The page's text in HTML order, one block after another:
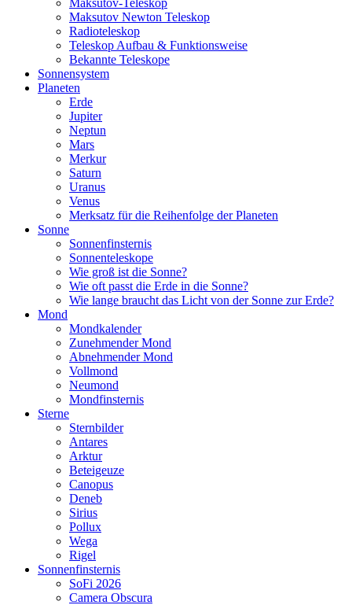
Maksutov-Teleskop
Maksutov Newton Teleskop
Radioteleskop
Teleskop Aufbau & Funktionsweise
Bekannte Teleskope
Sonnensystem
Planeten
Erde
Jupiter
Neptun
Mars
Merkur
Saturn
Uranus
Venus
Merksatz für die Reihenfolge der Planeten
Sonne
Sonnenfinsternis
Sonnenteleskope
Wie groß ist die Sonne?
Wie oft passt die Erde in die Sonne?
Wie lange braucht das Licht von der Sonne zur Erde?
Mond
Mondkalender
Zunehmender Mond
Abnehmender Mond
Vollmond
Neumond
Mondfinsternis
Sterne
Sternbilder
Antares
Arktur
Beteigeuze
Canopus
Deneb
Sirius
Pollux
Wega
Rigel
Sonnenfinsternis
SoFi 2026
Camera Obscura